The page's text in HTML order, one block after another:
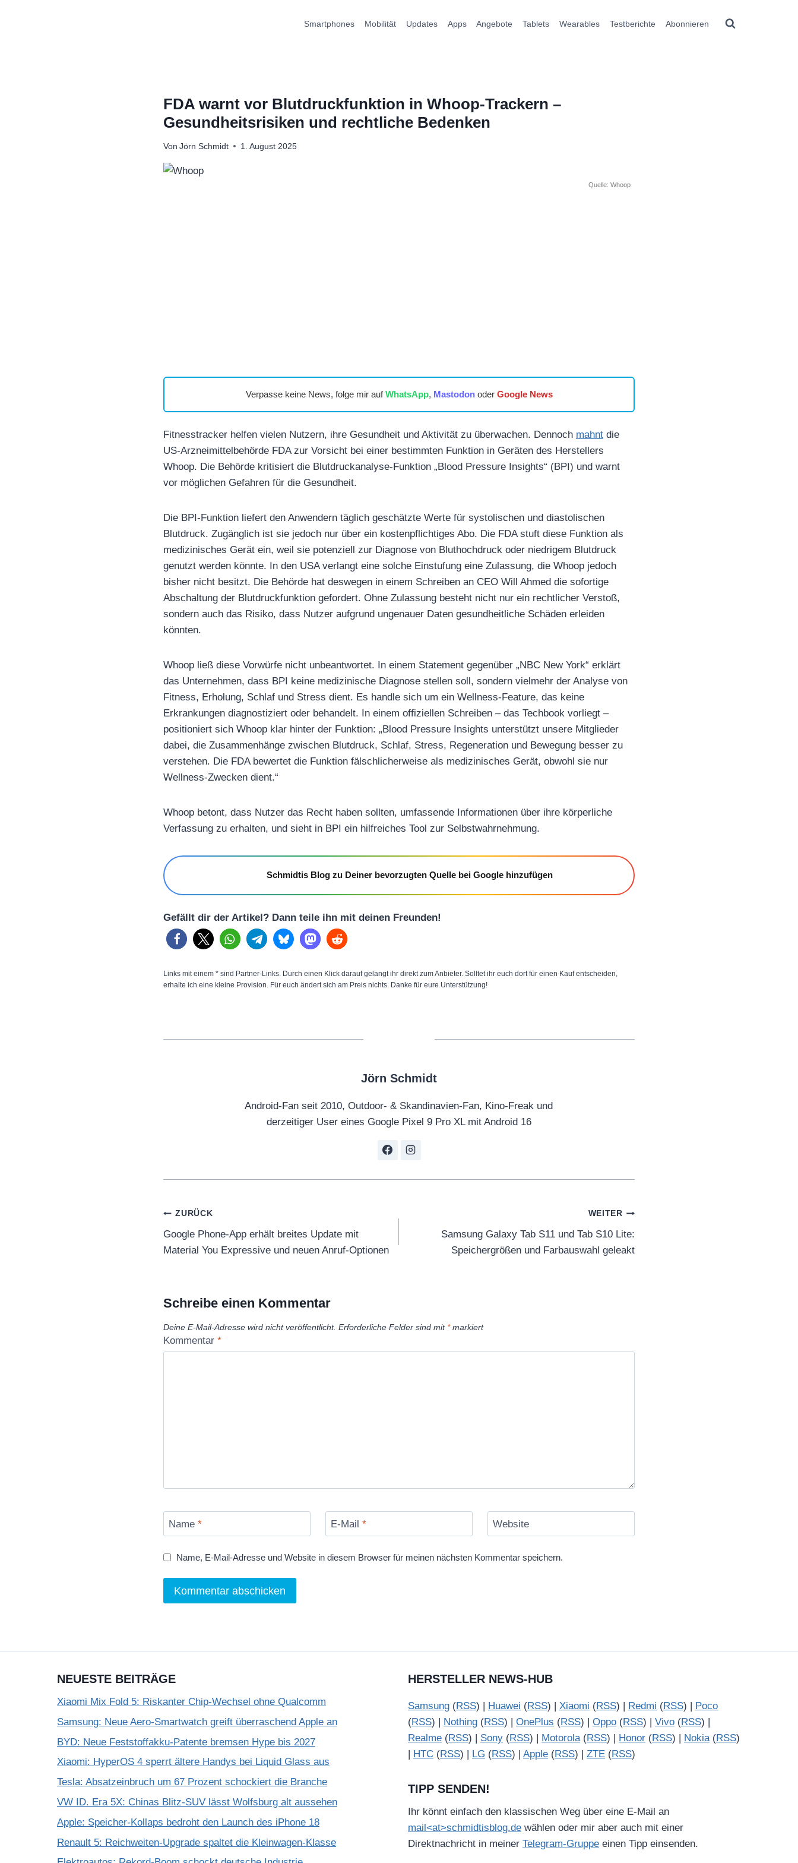
Smartphones Mobilität Updates Apps Angebote Tablets Wearables Testberichte Abonnieren
FDA warnt vor Blutdruckfunktion in Whoop-Trackern –
Gesundheitsrisiken und rechtliche Bedenken
Von Jörn Schmidt 1. August 2025
Quelle: Whoop
Verpasse keine News, folge mir aufWhatsApp, Mastodonoder Google News
Fitnesstracker helfen vielen Nutzern, ihre Gesundheit und Aktivität zu überwachen. Dennoch mahnt die
US-Arzneimittelbehörde FDA zur Vorsicht bei einer bestimmten Funktion in Geräten des Herstellers
Whoop. Die Behörde kritisiert die Blutdruckanalyse-Funktion „Blood Pressure Insights“ (BPI) und warnt
vor möglichen Gefahren für die Gesundheit.
Die BPI-Funktion liefert den Anwendern täglich geschätzte Werte für systolischen und diastolischen
Blutdruck. Zugänglich ist sie jedoch nur über ein kostenpflichtiges Abo. Die FDA stuft diese Funktion als
medizinisches Gerät ein, weil sie potenziell zur Diagnose von Bluthochdruck oder niedrigem Blutdruck
genutzt werden könnte. In den USA verlangt eine solche Einstufung eine Zulassung, die Whoop jedoch
bisher nicht besitzt. Die Behörde hat deswegen in einem Schreiben an CEO Will Ahmed die sofortige
Abschaltung der Blutdruckfunktion gefordert. Ohne Zulassung besteht nicht nur ein rechtlicher Verstoß,
sondern auch das Risiko, dass Nutzer aufgrund ungenauer Daten gesundheitliche Schäden erleiden
könnten.
Whoop ließ diese Vorwürfe nicht unbeantwortet. In einem Statement gegenüber „NBC New York“ erklärt
das Unternehmen, dass BPI keine medizinische Diagnose stellen soll, sondern vielmehr der Analyse von
Fitness, Erholung, Schlaf und Stress dient. Es handle sich um ein Wellness-Feature, das keine
Erkrankungen diagnostiziert oder behandelt. In einem offiziellen Schreiben – das Techbook vorliegt –
positioniert sich Whoop klar hinter der Funktion: „Blood Pressure Insights unterstützt unsere Mitglieder
dabei, die Zusammenhänge zwischen Blutdruck, Schlaf, Stress, Regeneration und Bewegung besser zu
verstehen. Die FDA bewertet die Funktion fälschlicherweise als medizinisches Gerät, obwohl sie nur
Wellness-Zwecken dient.“
Whoop betont, dass Nutzer das Recht haben sollten, umfassende Informationen über ihre körperliche
Verfassung zu erhalten, und sieht in BPI ein hilfreiches Tool zur Selbstwahrnehmung.
Schmidtis Blog zu Deiner bevorzugten Quelle bei Google hinzufügen
Gefällt dir der Artikel? Dann teile ihn mit deinen Freunden!
Links mit einem * sind Partner-Links. Durch einen Klick darauf gelangt ihr direkt zum Anbieter. Solltet ihr euch dort für einen Kauf entscheiden,
erhalte ich eine kleine Provision. Für euch ändert sich am Preis nichts. Danke für eure Unterstützung!
Jörn Schmidt
Android-Fan seit 2010, Outdoor- & Skandinavien-Fan, Kino-Freak und
derzeitiger User eines Google Pixel 9 Pro XL mit Android 16
Beitragsnavigation
ZURÜCK
Google Phone-App erhält breites Update mit
Material You Expressive und neuen Anruf-Optionen
WEITER
Samsung Galaxy Tab S11 und Tab S10 Lite:
Speichergrößen und Farbauswahl geleakt
Schreibe einen Kommentar
Deine E-Mail-Adresse wird nicht veröffentlicht. Erforderliche Felder sind mit *markiert
Kommentar *
Name * E-Mail * Website
Name, E-Mail-Adresse und Website in diesem Browser für meinen nächsten Kommentar speichern.
NEUESTE BEITRÄGE
Xiaomi Mix Fold 5: Riskanter Chip-Wechsel ohne Qualcomm
Samsung: Neue Aero-Smartwatch greift überraschend Apple an
BYD: Neue Feststoffakku-Patente bremsen Hype bis 2027
Xiaomi: HyperOS 4 sperrt ältere Handys bei Liquid Glass aus
Tesla: Absatzeinbruch um 67 Prozent schockiert die Branche
VW ID. Era 5X: Chinas Blitz-SUV lässt Wolfsburg alt aussehen
Apple: Speicher-Kollaps bedroht den Launch des iPhone 18
Renault 5: Reichweiten-Upgrade spaltet die Kleinwagen-Klasse
HERSTELLER NEWS-HUB
Samsung (RSS) | Huawei (RSS) | Xiaomi (RSS) | Redmi (RSS) | Poco
(RSS) | Nothing (RSS) | OnePlus (RSS) | Oppo (RSS) | Vivo (RSS) |
Realme (RSS) | Sony (RSS) | Motorola(RSS) | Honor (RSS) | Nokia(RSS)
| HTC (RSS) | LG (RSS) | Apple (RSS) | ZTE (RSS)
TIPP SENDEN!
Ihr könnt einfach den klassischen Weg über eine E-Mail an
mail<at>schmidtisblog.de wählen oder mir aber auch mit einer
Direktnachricht in meiner Telegram-Gruppe einen Tipp einsenden.